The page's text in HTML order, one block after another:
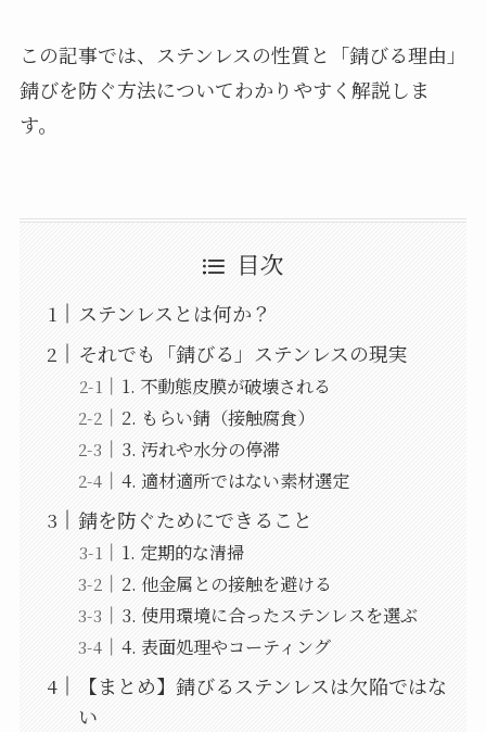
この記事では、ステンレスの性質と「錆びる理由」
錆びを防ぐ方法についてわかりやすく解説しま
す。
目次
ステンレスとは何か？
それでも「錆びる」ステンレスの現実
1. 不動態皮膜が破壊される
2. もらい錆（接触腐食）
3. 汚れや水分の停滞
4. 適材適所ではない素材選定
錆を防ぐためにできること
1. 定期的な清掃
2. 他金属との接触を避ける
3. 使用環境に合ったステンレスを選ぶ
4. 表面処理やコーティング
【まとめ】錆びるステンレスは欠陥ではな
い